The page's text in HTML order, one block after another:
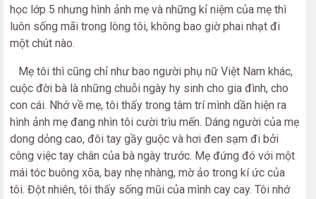
học lớp 5 nhưng hình ảnh mẹ và những kỉ niệm của mẹ thì
luôn sống mãi trong lòng tôi, không bao giờ phai nhạt đi
một chút nào.
Mẹ tôi thì cũng chỉ như bao người phụ nữ Việt Nam khác,
cuộc đời bà là những chuỗi ngày hy sinh cho gia đình, cho
con cái. Nhớ về mẹ, tôi thấy trong tâm trí mình dần hiện ra
hình ảnh mẹ đang nhìn tôi cười trìu mến. Dáng người của mẹ
dong dỏng cao, đôi tay gầy guộc và hơi đen sạm đi bởi
công việc tay chân của bà ngày trước. Mẹ đứng đó với một
mái tóc buông xõa, bay nhẹ nhàng, mờ ảo trong kí ức của
tôi. Đột nhiên, tôi thấy sống mũi của mình cay cay. Tôi nhớ